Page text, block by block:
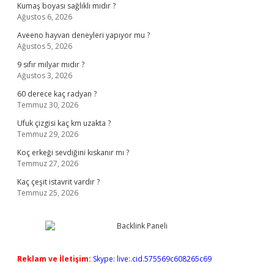
Kumaş boyası sağlıklı mıdır ?
Ağustos 6, 2026
Aveeno hayvan deneyleri yapıyor mu ?
Ağustos 5, 2026
9 sıfır milyar mıdır ?
Ağustos 3, 2026
60 derece kaç radyan ?
Temmuz 30, 2026
Ufuk çizgisi kaç km uzakta ?
Temmuz 29, 2026
Koç erkeği sevdiğini kıskanır mı ?
Temmuz 27, 2026
Kaç çeşit istavrit vardır ?
Temmuz 25, 2026
Reklam ve İletişim: Skype: live:.cid.575569c608265c69